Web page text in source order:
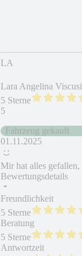
LA
Lara Angelina Viscusi
5 Sterne
5
Fahrzeug gekauft
01.11.2025
Mir hat alles
Bewertungsdetails
Freundlichkeit
5 Sterne
Beratung
5 Sterne
Antwortzeit